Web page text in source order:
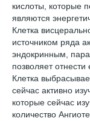
кислоты, которые
являются
Клетка
источником ряда
эндокринным,
позволяет
Клетка
сейчас активно
которые сейчас
количество